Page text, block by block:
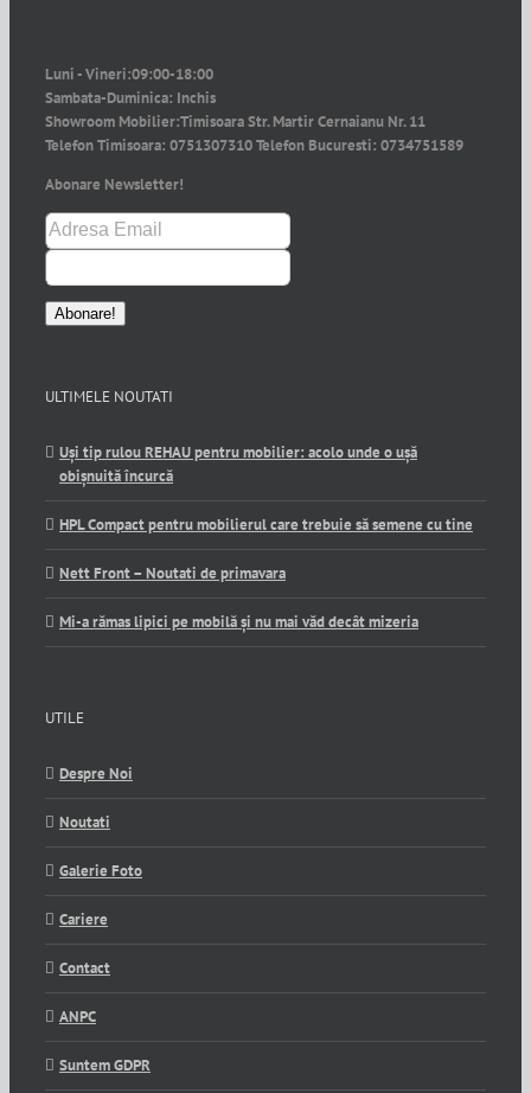
Luni - Vineri:09:00-18:00
Sambata-Duminica: Inchis
Showroom Mobilier:Timisoara Str. Martir Cernaianu Nr. 11
Telefon Timisoara: 0751307310Telefon Bucuresti: 0734751589
Abonare Newsletter!
ULTIMELE NOUTATI
Uși tip rulou REHAU pentru mobilier: acolo unde o ușă
obișnuită încurcă
HPL Compact pentru mobilierul care trebuie să semene cu tine
Nett Front – Noutati de primavara
Mi-a rămas lipici pe mobilă și nu mai văd decât mizeria
UTILE
Despre Noi
Noutati
Galerie Foto
Cariere
Contact
ANPC
Suntem GDPR